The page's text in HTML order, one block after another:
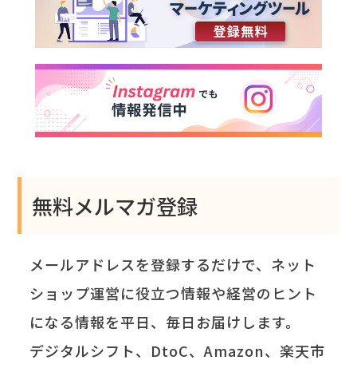
無料メルマガ登録
メールアドレスを登録するだけで、ネット
ショップ運営に役立つ情報や経営のヒント
になる情報を平日、毎日お届けします。
デジタルシフト、DtoC、Amazon、楽天市